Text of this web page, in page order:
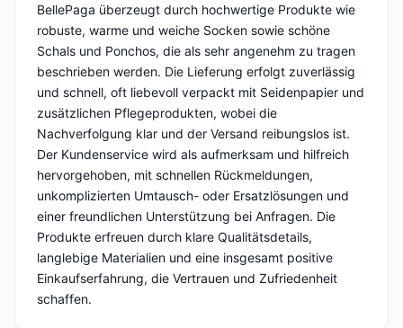
BellePaga überzeugt durch hochwertige Produkte wie
robuste, warme und weiche Socken sowie schöne
Schals und Ponchos, die als sehr angenehm zu tragen
beschrieben werden. Die Lieferung erfolgt zuverlässig
und schnell, oft liebevoll verpackt mit Seidenpapier und
zusätzlichen Pflegeprodukten, wobei die
Nachverfolgung klar und der Versand reibungslos ist.
Der Kundenservice wird als aufmerksam und hilfreich
hervorgehoben, mit schnellen Rückmeldungen,
unkomplizierten Umtausch- oder Ersatzlösungen und
einer freundlichen Unterstützung bei Anfragen. Die
Produkte erfreuen durch klare Qualitätsdetails,
langlebige Materialien und eine insgesamt positive
Einkaufserfahrung, die Vertrauen und Zufriedenheit
schaffen.